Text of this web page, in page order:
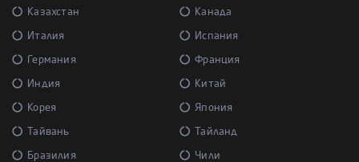
Казахстан Канада
Италия Испания
Германия Франция
Индия Китай
Корея Япония
Тайвань Тайланд
Бразилия Чили